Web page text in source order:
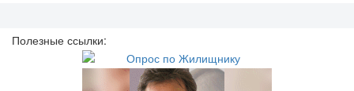
Полезные ссылки: